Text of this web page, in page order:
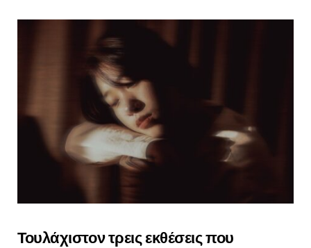
Τουλάχιστον τρεις εκθέσεις που